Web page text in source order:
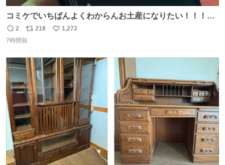
コミケでいちばんよくわからんお土産になりたい！！！！
#C108
返
信
2
リ
ポ
ト
数
218
い
数
1,272
7時間前